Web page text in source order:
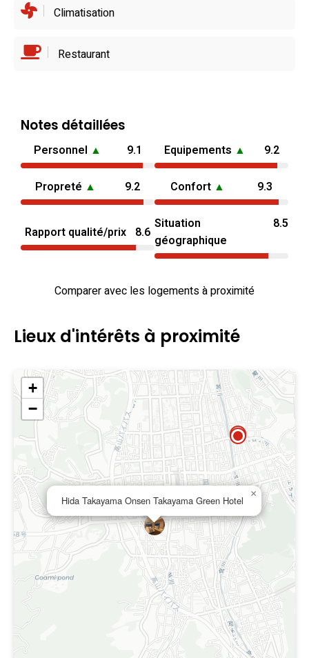
Climatisation
Restaurant
Notes détaillées
Personnel ▲ 9.1 Equipements ▲ 9.2
Propreté ▲ 9.2 Confort ▲ 9.3
Rapport qualité/prix 8.6
Situation
géographique
8.5
Comparer avec les logements à proximité
Lieux d'intérêts à proximité
Hida Takayama Onsen Takayama Green Hotel
×
+
−